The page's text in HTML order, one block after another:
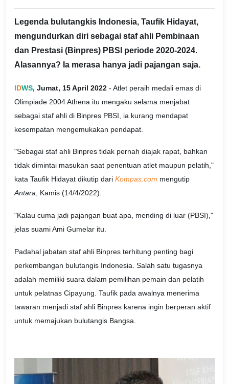
Legenda bulutangkis Indonesia, Taufik Hidayat,
mengundurkan diri sebagai staf ahli Pembinaan
dan Prestasi (Binpres) PBSI periode 2020-2024.
Alasannya? Ia merasa hanya jadi pajangan saja.
IDWS, Jumat, 15 April 2022 - Atlet peraih medali emas di
Olimpiade 2004 Athena itu mengaku selama menjabat
sebagai staf ahli di Binpres PBSI, ia kurang mendapat
kesempatan mengemukakan pendapat.
"Sebagai staf ahli Binpres tidak pernah diajak rapat, bahkan
tidak dimintai masukan saat penentuan atlet maupun pelatih,"
kata Taufik Hidayat dikutip dari Kompas.com mengutip
Antara, Kamis (14/4/2022).
"Kalau cuma jadi pajangan buat apa, mending di luar (PBSI),"
jelas suami Ami Gumelar itu.
Padahal jabatan staf ahli Binpres terhitung penting bagi
perkembangan bulutangis Indonesia. Salah satu tugasnya
adalah memiliki suara dalam pemilihan pemain dan pelatih
untuk pelatnas Cipayung. Taufik pada awalnya menerima
tawaran menjadi staf ahli Binpres karena ingin berperan aktif
untuk memajukan bulutangis Bangsa.